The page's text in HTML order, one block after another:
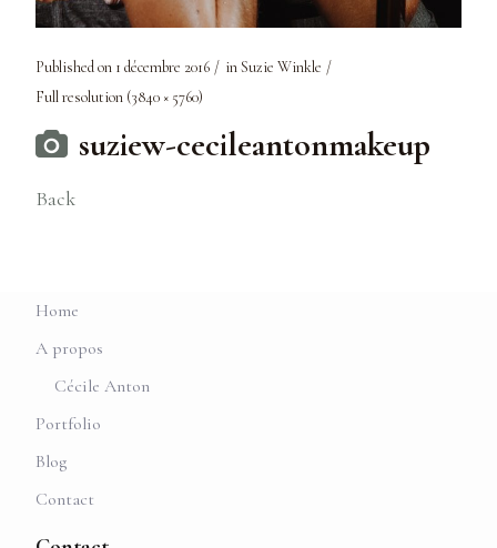
Published on 1 décembre 2016 inSuzie Winkle
Full resolution (3840 × 5760)
suziew-cecileantonmakeup
Back
Home
A propos
Cécile Anton
Portfolio
Blog
Contact